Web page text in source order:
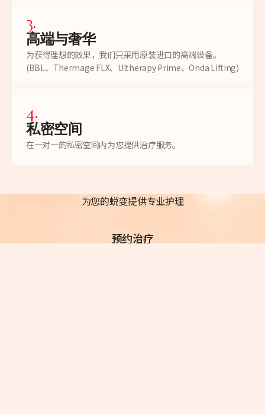
3.
高端与奢华
为获得理想的效果，我们只采用原装进口的高端设备。
(BBL、Thermage FLX、Ultherapy Prime、Onda Lifting)
4.
私密空间
在一对一的私密空间内为您提供治疗服务。
为您的蜕变提供专业护理
预约治疗